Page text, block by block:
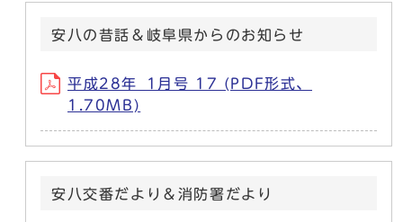
安八の昔話＆岐阜県からのお知らせ
平成28年_1月号 17 (PDF形式、
1.70MB)
安八交番だより＆消防署だより